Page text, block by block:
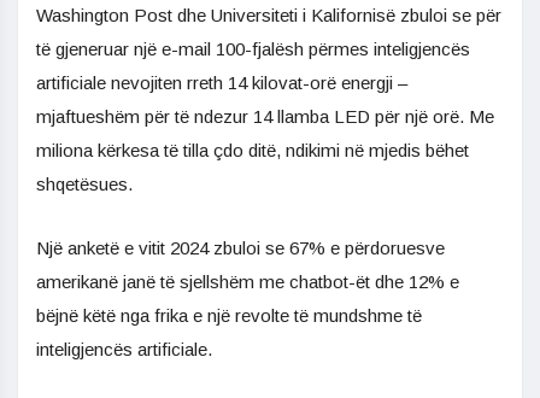
Washington Post dhe Universiteti i Kalifornisë zbuloi se për
të gjeneruar një e-mail 100-fjalësh përmes inteligjencës
artificiale nevojiten rreth 14 kilovat-orë energji –
mjaftueshëm për të ndezur 14 llamba LED për një orë. Me
miliona kërkesa të tilla çdo ditë, ndikimi në mjedis bëhet
shqetësues.
Një anketë e vitit 2024 zbuloi se 67% e përdoruesve
amerikanë janë të sjellshëm me chatbot-ët dhe 12% e
bëjnë këtë nga frika e një revolte të mundshme të
inteligjencës artificiale.